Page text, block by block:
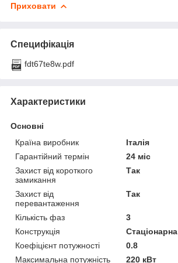
Приховати
Специфікація
fdt67te8w.pdf
Характеристики
Основні
Країна виробник
Італія
Гарантійний термін
24 міс
Захист від короткого
замикання
Так
Захист від
перевантаження
Так
Кількість фаз
3
Конструкція
Стаціонарна
Коефіцієнт потужності
0.8
Максимальна потужність
220 кВт